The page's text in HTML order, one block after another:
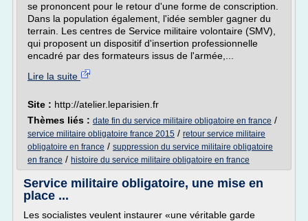
se prononcent pour le retour d'une forme de conscription.
Dans la population également, l'idée sembler gagner du
terrain. Les centres de Service militaire volontaire (SMV),
qui proposent un dispositif d'insertion professionnelle
encadré par des formateurs issus de l'armée,...
Lire la suite
Site : http://atelier.leparisien.fr
Thèmes liés : date fin du service militaire obligatoire en france /
service militaire obligatoire france 2015 / retour service militaire
obligatoire en france / suppression du service militaire obligatoire
en france / histoire du service militaire obligatoire en france
Service militaire obligatoire, une mise en
place ...
Les socialistes veulent instaurer «une véritable garde